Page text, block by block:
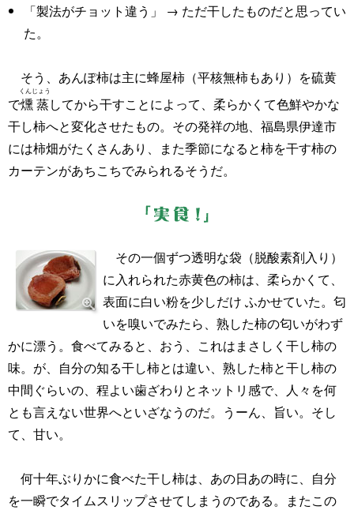
「製法がチョット違う」 → ただ干したものだと思ってい
た。
そう、あんぽ柿は主に蜂屋柿（平核無柿もあり）を硫黄
で燻蒸
くんじょう
してから干すことによって、柔らかくて色鮮やかな
干し柿へと変化させたもの。その発祥の地、福島県伊達市
には柿畑がたくさんあり、また季節になると柿を干す柿の
カーテンがあちこちでみられるそうだ。
その一個ずつ透明な袋（脱酸素剤入り）
に入れられた赤黄色の柿は、柔らかくて、
表面に白い粉を少しだけ ふかせていた。匂
いを嗅いでみたら、熟した柿の匂いがわず
かに漂う。食べてみると、おう、これはまさしく干し柿の
味。が、自分の知る干し柿とは違い、熟した柿と干し柿の
中間ぐらいの、程よい歯ざわりとネットリ感で、人々を何
とも言えない世界へといざなうのだ。うーん、旨い。そし
て、甘い。
何十年ぶりかに食べた干し柿は、あの日あの時に、自分
を一瞬でタイムスリップさせてしまうのである。またこの